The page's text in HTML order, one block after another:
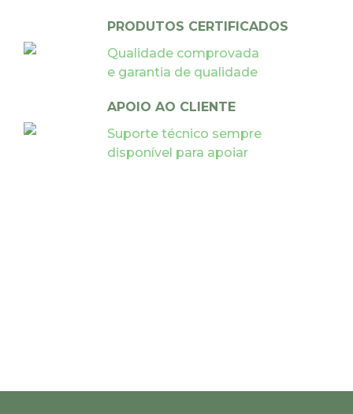
PRODUTOS CERTIFICADOS
Qualidade comprovada
e garantia de qualidade
APOIO AO CLIENTE
Suporte técnico sempre
disponível para apoiar